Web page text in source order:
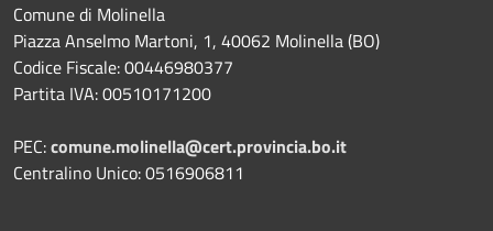
Comune di Molinella
Piazza Anselmo Martoni, 1, 40062 Molinella (BO)
Codice Fiscale: 00446980377
Partita IVA: 00510171200
PEC:comune.molinella@cert.provincia.bo.it
Centralino Unico: 0516906811